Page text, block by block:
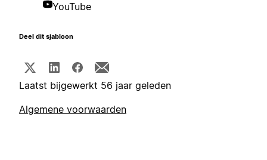
YouTube
Deel dit sjabloon
Laatst bijgewerkt 56 jaar geleden
Algemene voorwaarden